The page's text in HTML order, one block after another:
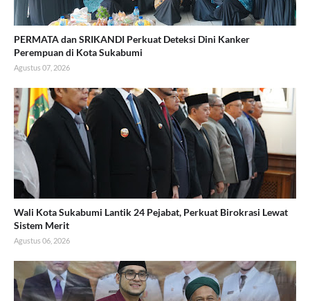
PERMATA dan SRIKANDI Perkuat Deteksi Dini Kanker
Perempuan di Kota Sukabumi
Agustus 07, 2026
Wali Kota Sukabumi Lantik 24 Pejabat, Perkuat Birokrasi Lewat
Sistem Merit
Agustus 06, 2026